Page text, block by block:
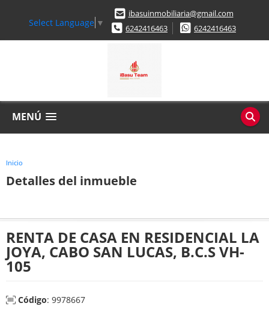
Select Language ▼
ibasuinmobiliaria@gmail.com
6242416463
6242416463
MENÚ
Inicio
Detalles del inmueble
RENTA DE CASA EN RESIDENCIAL LA
JOYA, CABO SAN LUCAS, B.C.S VH-
105
Código: 9978667